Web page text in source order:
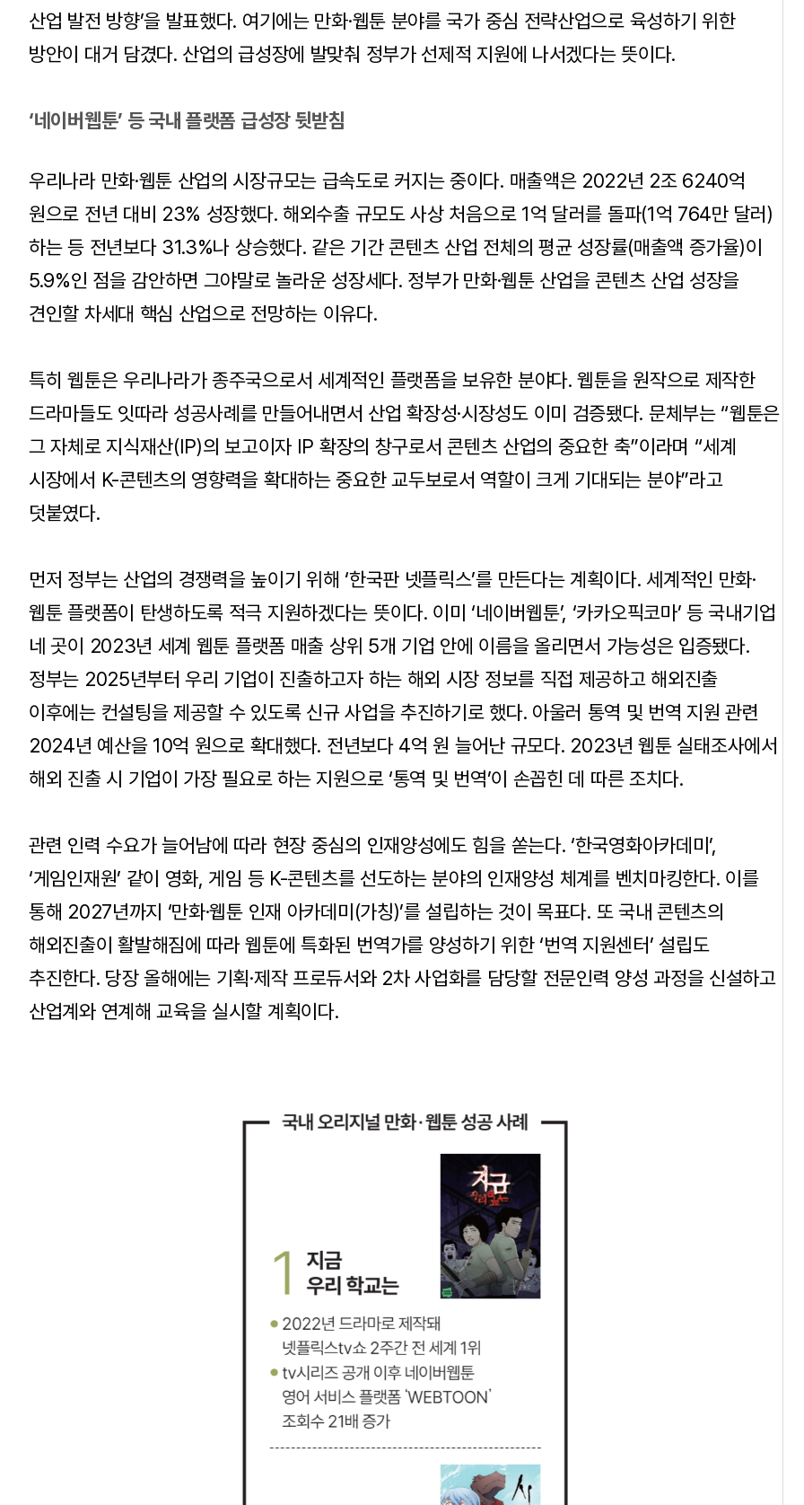
산업 발전 방향’을 발표했다. 여기에는 만화·웹툰 분야를 국가 중심 전략산업으로 육성하기 위한
방안이 대거 담겼다. 산업의 급성장에 발맞춰 정부가 선제적 지원에 나서겠다는 뜻이다.
‘네이버웹툰’ 등 국내 플랫폼 급성장 뒷받침
우리나라 만화·웹툰 산업의 시장규모는 급속도로 커지는 중이다. 매출액은 2022년 2조 6240억
원으로 전년 대비 23% 성장했다. 해외수출 규모도 사상 처음으로 1억 달러를 돌파(1억 764만 달러)
하는 등 전년보다 31.3%나 상승했다. 같은 기간 콘텐츠 산업 전체의 평균 성장률(매출액 증가율)이
5.9%인 점을 감안하면 그야말로 놀라운 성장세다. 정부가 만화·웹툰 산업을 콘텐츠 산업 성장을
견인할 차세대 핵심 산업으로 전망하는 이유다.
특히 웹툰은 우리나라가 종주국으로서 세계적인 플랫폼을 보유한 분야다. 웹툰을 원작으로 제작한
드라마들도 잇따라 성공사례를 만들어내면서 산업 확장성·시장성도 이미 검증됐다. 문체부는 “웹툰은
그 자체로 지식재산(IP)의 보고이자 IP 확장의 창구로서 콘텐츠 산업의 중요한 축”이라며 “세계
시장에서 K-콘텐츠의 영향력을 확대하는 중요한 교두보로서 역할이 크게 기대되는 분야”라고
덧붙였다.
먼저 정부는 산업의 경쟁력을 높이기 위해 ‘한국판 넷플릭스’를 만든다는 계획이다. 세계적인 만화·
웹툰 플랫폼이 탄생하도록 적극 지원하겠다는 뜻이다. 이미 ‘네이버웹툰’, ‘카카오픽코마’ 등 국내기업
네 곳이 2023년 세계 웹툰 플랫폼 매출 상위 5개 기업 안에 이름을 올리면서 가능성은 입증됐다.
정부는 2025년부터 우리 기업이 진출하고자 하는 해외 시장 정보를 직접 제공하고 해외진출
이후에는 컨설팅을 제공할 수 있도록 신규 사업을 추진하기로 했다. 아울러 통역 및 번역 지원 관련
2024년 예산을 10억 원으로 확대했다. 전년보다 4억 원 늘어난 규모다. 2023년 웹툰 실태조사에서
해외 진출 시 기업이 가장 필요로 하는 지원으로 ‘통역 및 번역’이 손꼽힌 데 따른 조치다.
관련 인력 수요가 늘어남에 따라 현장 중심의 인재양성에도 힘을 쏟는다. ‘한국영화아카데미’,
‘게임인재원’ 같이 영화, 게임 등 K-콘텐츠를 선도하는 분야의 인재양성 체계를 벤치마킹한다. 이를
통해 2027년까지 ‘만화·웹툰 인재 아카데미(가칭)’를 설립하는 것이 목표다. 또 국내 콘텐츠의
해외진출이 활발해짐에 따라 웹툰에 특화된 번역가를 양성하기 위한 ‘번역 지원센터’ 설립도
추진한다. 당장 올해에는 기획·제작 프로듀서와 2차 사업화를 담당할 전문인력 양성 과정을 신설하고
산업계와 연계해 교육을 실시할 계획이다.